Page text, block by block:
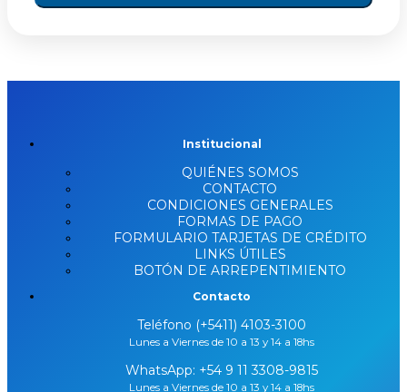
Institucional
QUIÉNES SOMOS
CONTACTO
CONDICIONES GENERALES
FORMAS DE PAGO
FORMULARIO TARJETAS DE CRÉDITO
LINKS ÚTILES
BOTÓN DE ARREPENTIMIENTO
Contacto
Teléfono (+5411) 4103-3100
Lunes a Viernes de 10 a 13 y 14 a 18hs
WhatsApp: +54 9 11 3308-9815
Lunes a Viernes de 10 a 13 y 14 a 18hs